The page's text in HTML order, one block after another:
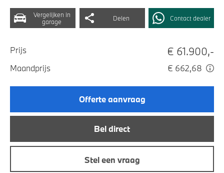
Vergelijken in
garage
Delen Contact dealer
Prijs € 61.900,-
Maandprijs € 662,68
Offerte aanvraag
Bel direct
Stel een vraag